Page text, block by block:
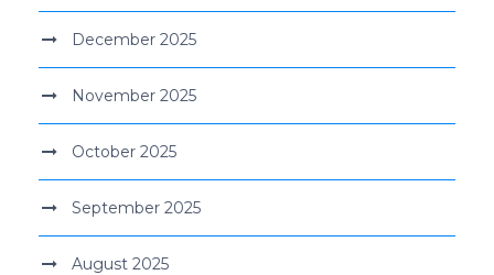
December 2025
November 2025
October 2025
September 2025
August 2025